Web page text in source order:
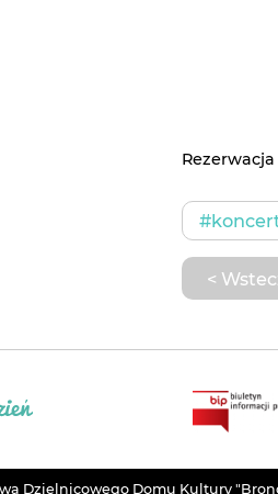
<
Dzielnicowego Domu Kultury